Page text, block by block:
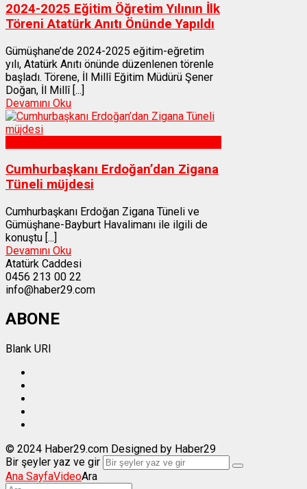
2024-2025 Eğitim Öğretim Yılının İlk
Töreni Atatürk Anıtı Önünde Yapıldı
Gümüşhane’de 2024-2025 eğitim-eğretim
yılı, Atatürk Anıtı önünde düzenlenen törenle
başladı. Törene, İl Millî Eğitim Müdürü Şener
Doğan, İl Millî [...]
Devamını Oku
Cumhurbaşkanı Erdoğan’dan Zigana
Tüneli müjdesi
Cumhurbaşkanı Erdoğan Zigana Tüneli ve
Gümüşhane-Bayburt Havalimanı ile ilgili de
konuştu [...]
Devamını Oku
Atatürk Caddesi
0456 213 00 22
info@haber29.com
ABONE
Blank URI
© 2024 Haber29.com Designed by Haber29
Bir şeyler yaz ve gir
Ana SayfaVideoAra